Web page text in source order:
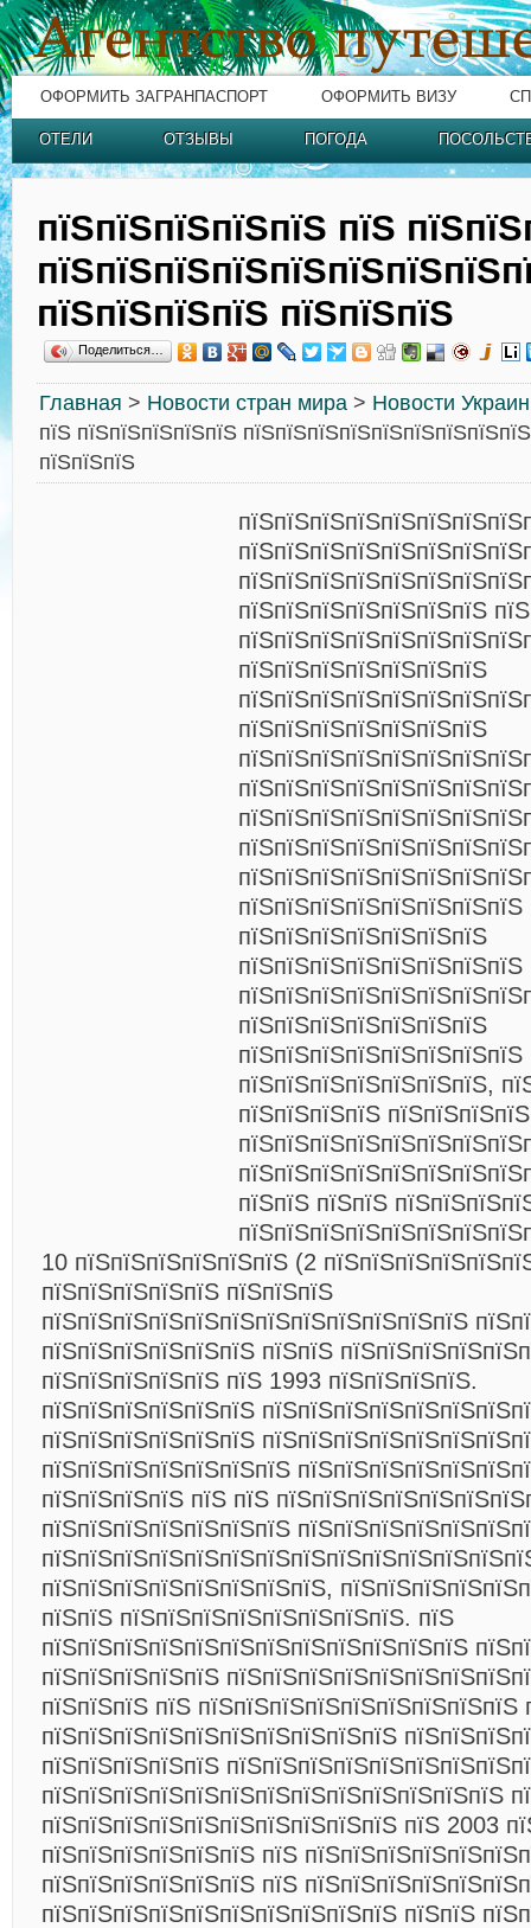
ОФОРМИТЬ ЗАГРАНПАСПОРТ ОФОРМИТЬ ВИЗУ
ОТЕЛИ ОТЗЫВЫ ПОГОДА
пїЅпїЅпїЅпїЅпїЅ пїЅ
пїЅпїЅпїЅпїЅ пїЅпїЅпїЅ
Поделиться…
Главная > Новости стран мира > Новости
пїЅ пїЅпїЅпїЅпїЅпїЅ
пїЅпїЅпїЅ
пїЅпїЅпїЅпїЅпїЅпїЅпїЅ пїЅ
пїЅпїЅпїЅпїЅпїЅпїЅпїЅ
пїЅпїЅпїЅпїЅпїЅпїЅпїЅ
пїЅпїЅпїЅпїЅпїЅпїЅпїЅпїЅ
пїЅпїЅпїЅпїЅпїЅпїЅпїЅ
пїЅпїЅпїЅпїЅпїЅпїЅпїЅпїЅ
пїЅпїЅпїЅпїЅпїЅпїЅпїЅ
пїЅпїЅпїЅпїЅпїЅпїЅпїЅпїЅ
пїЅпїЅпїЅпїЅпїЅпїЅпїЅ,
пїЅпїЅпїЅпїЅ
пїЅпїЅ пїЅпїЅ
10 пїЅпїЅпїЅпїЅпїЅпїЅ (2
пїЅпїЅпїЅпїЅпїЅ пїЅпїЅпїЅ
пїЅпїЅпїЅпїЅпїЅпїЅпїЅпїЅпїЅпїЅпїЅпїЅ
пїЅпїЅпїЅпїЅпїЅпїЅ пїЅпїЅ
пїЅпїЅпїЅпїЅпїЅ пїЅ 1993 пїЅпїЅпїЅпїЅ.
пїЅпїЅпїЅпїЅпїЅпїЅ
пїЅпїЅпїЅпїЅпїЅпїЅ
пїЅпїЅпїЅпїЅпїЅпїЅпїЅ
пїЅпїЅпїЅпїЅ пїЅ пїЅ
пїЅпїЅпїЅпїЅпїЅпїЅпїЅ
пїЅпїЅпїЅпїЅпїЅпїЅпїЅпїЅ,
пїЅпїЅ пїЅпїЅпїЅпїЅпїЅпїЅпїЅпїЅ. пїЅ
пїЅпїЅпїЅпїЅпїЅпїЅпїЅпїЅпїЅпїЅпїЅпїЅ
пїЅпїЅпїЅпїЅпїЅ
пїЅпїЅпїЅ пїЅ пїЅпїЅпїЅпїЅпїЅпїЅпїЅпїЅпїЅ
пїЅпїЅпїЅпїЅпїЅпїЅпїЅпїЅпїЅпїЅ
пїЅпїЅпїЅпїЅпїЅ
пїЅпїЅпїЅпїЅпїЅпїЅпїЅпїЅпїЅпїЅпїЅпїЅпїЅ
пїЅпїЅпїЅпїЅпїЅпїЅпїЅпїЅпїЅпїЅ пїЅ 2003
пїЅпїЅпїЅпїЅпїЅпїЅ пїЅ
пїЅпїЅпїЅпїЅпїЅпїЅ пїЅ
пїЅпїЅпїЅпїЅпїЅпїЅпїЅпїЅпїЅпїЅ пїЅпїЅ